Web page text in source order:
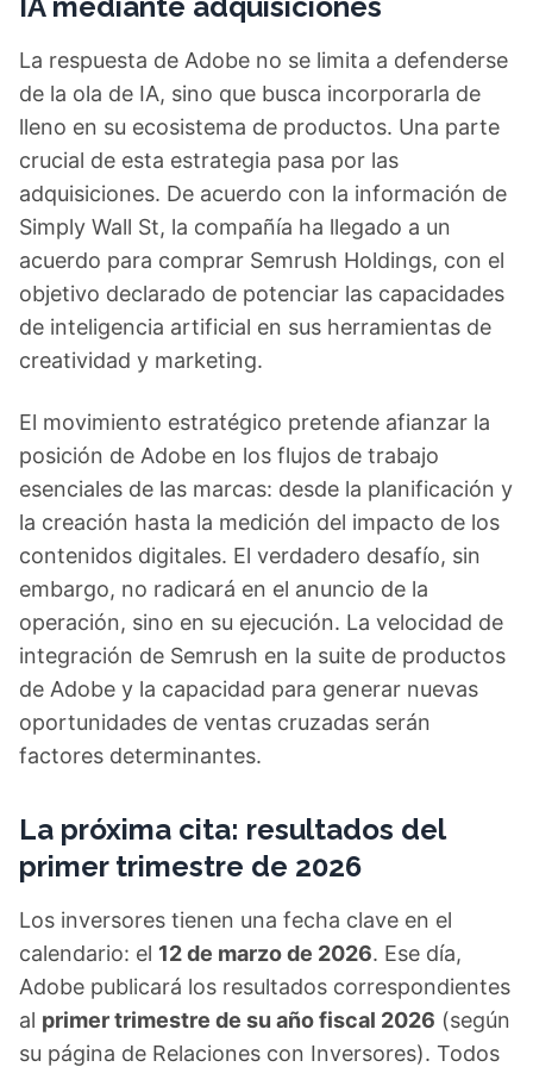
La respuesta de Adobe no se limita a defenderse
de la ola de IA, sino que busca incorporarla de
lleno en su ecosistema de productos. Una parte
crucial de esta estrategia pasa por las
adquisiciones. De acuerdo con la información de
Simply Wall St, la compañía ha llegado a un
acuerdo para comprar Semrush Holdings, con el
objetivo declarado de potenciar las capacidades
de inteligencia artificial en sus herramientas de
creatividad y marketing.
El movimiento estratégico pretende afianzar la
posición de Adobe en los flujos de trabajo
esenciales de las marcas: desde la planificación y
la creación hasta la medición del impacto de los
contenidos digitales. El verdadero desafío, sin
embargo, no radicará en el anuncio de la
operación, sino en su ejecución. La velocidad de
integración de Semrush en la suite de productos
de Adobe y la capacidad para generar nuevas
oportunidades de ventas cruzadas serán
factores determinantes.
La próxima cita: resultados del
primer trimestre de 2026
Los inversores tienen una fecha clave en el
calendario: el 12 de marzo de 2026. Ese día,
Adobe publicará los resultados correspondientes
al primer trimestre de su año fiscal 2026 (según
su página de Relaciones con Inversores). Todos